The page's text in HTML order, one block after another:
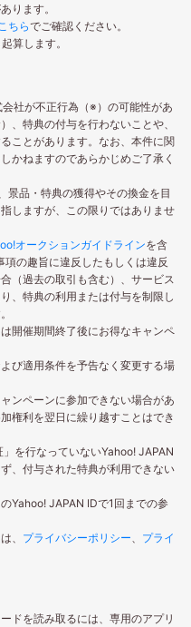
ります。
ちらでご確認ください。
算します。
社が不正行為（※）の可能性があ
、特典の付与を行わないことや、
ことがあります。なお、本件に関
かねますのであらかじめご了承く
景品・特典の獲得やその換金を目
しますが、この限りではありませ
オークションガイドラインを含
項の趣旨に違反したもしくは違反
（過去の取引も含む）、サービス
、特典の利用または付与を制限し
開催期間終了後にお得なキャンペ
び適用条件を予告なく変更する場
ンペーンに参加できない場合があ
権利を翌日に繰り越すことはでき
を行なっていないYahoo! JAPAN
、付与された特典が利用できない
Yahoo! JAPAN IDで1回までの参
、 プライバシーポリシー、 プライ
ドを読み取るには、専用のアプリ